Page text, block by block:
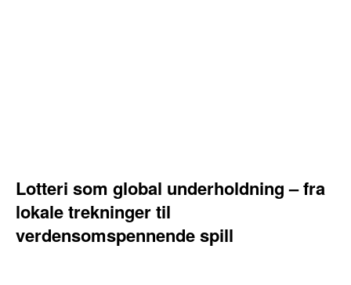
Lotteri som global underholdning – fra
lokale trekninger til
verdensomspennende spill